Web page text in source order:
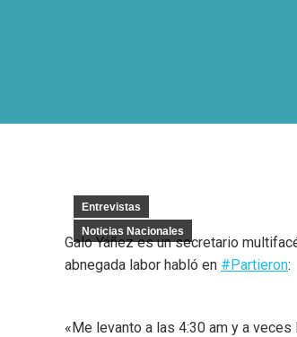
Entrevistas
Noticias Nacionales
Galo Yáñez es un secretario
abnegada labor habló en #Partieron:
«Me levanto a las 4:30 am y a